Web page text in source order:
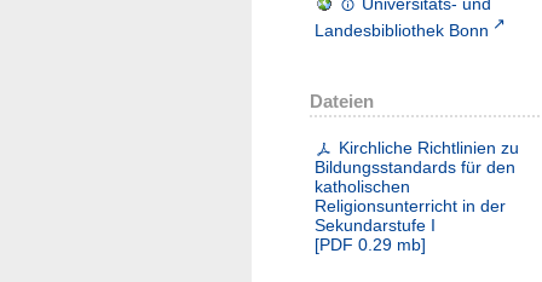
Landesbibliothek Bonn
Dateien
Kirchliche Richtlinien zu
Bildungsstandards für den
katholischen
Religionsunterricht in der
Sekundarstufe I
[PDF 0.29 mb]